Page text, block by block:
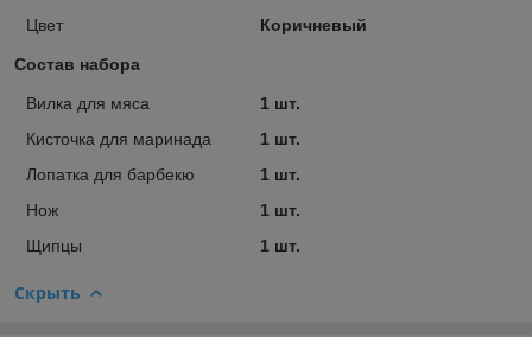
Цвет
Коричневый
Состав набора
Вилка для мяса
1 шт.
Кисточка для маринада
1 шт.
Лопатка для барбекю
1 шт.
Нож
1 шт.
Щипцы
1 шт.
Скрыть